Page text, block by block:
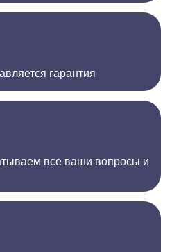
гарантия
все ваши вопросы и